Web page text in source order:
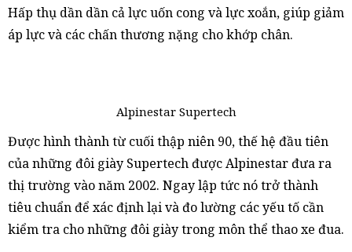
Hấp thụ dần dần cả lực uốn cong và lực xoắn, giúp giảm
áp lực và các chấn thương nặng cho khớp chân.
Alpinestar Supertech
Được hình thành từ cuối thập niên 90, thế hệ đầu tiên
của những đôi giày Supertech được Alpinestar đưa ra
thị trường vào năm 2002. Ngay lập tức nó trở thành
tiêu chuẩn để xác định lại và đo lường các yếu tố cần
kiểm tra cho những đôi giày trong môn thể thao xe đua.